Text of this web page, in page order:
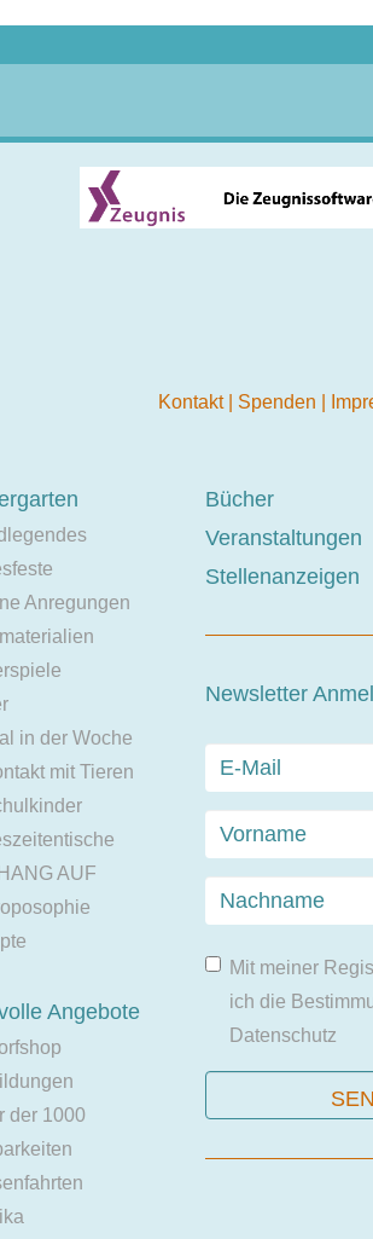
Kontakt Spenden
Anregungen
in der Woche
mit Tieren
AUF
Angebote
der 1000
Bücher
Veranstaltungen
Stellenanzeigen
Newsletter
Mit meiner
ich die
Datenschutz